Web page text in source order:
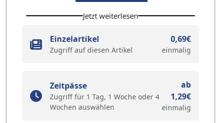
Jetzt weiterlesen
Einzelartikel
Zugriff auf diesen Artikel
0,69€
einmalig
Zeitpässe
Zugriff für 1 Tag, 1 Woche oder 4
Wochen auswählen
ab
1,29€
einmalig